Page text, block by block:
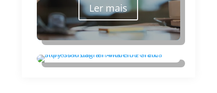
Ler mais